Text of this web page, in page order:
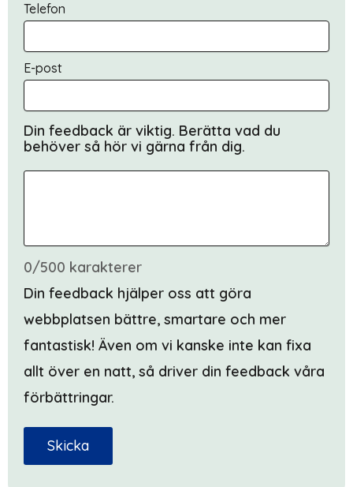
Telefon
E-post
Din feedback är viktig. Berätta vad du
behöver så hör vi gärna från dig.
0/500 karakterer
Din feedback hjälper oss att göra
webbplatsen bättre, smartare och mer
fantastisk! Även om vi kanske inte kan fixa
allt över en natt, så driver din feedback våra
förbättringar.
Skicka